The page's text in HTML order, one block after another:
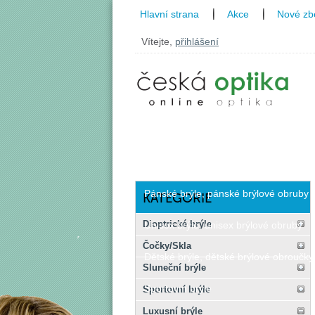
Vítejte, přihlášení
Hlavní strana Akce Nové
Pánské brýle, pánské brýlové obruby
Unisex brýle, unisex brýlové obruby
Dětské brýle, dětské brýlové obroučky
Sportovní brýle
KATEGORIE
Dioptrické brýle
Čočky/Skla
Sluneční brýle
Sportovní brýle
Luxusní brýle